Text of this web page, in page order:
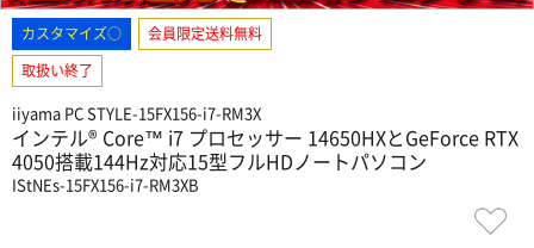
カスタマイズ○
会員限定送料無料
取扱い終了
iiyama PC STYLE-15FX156-i7-RM3X
インテル® Core™ i7 プロセッサー 14650HXとGeForce RTX
4050搭載144Hz対応15型フルHDノートパソコン
IStNEs-15FX156-i7-RM3XB